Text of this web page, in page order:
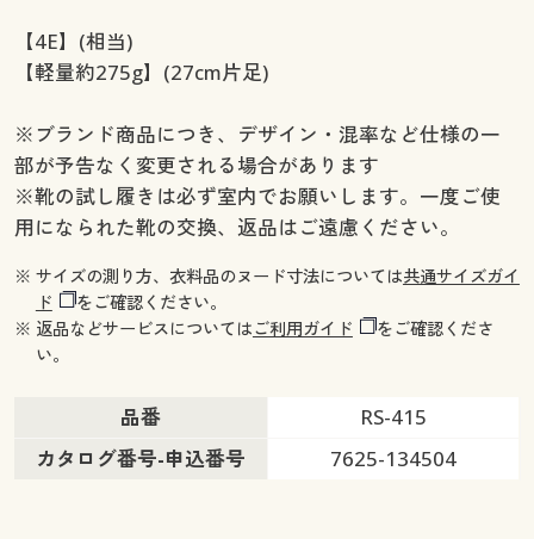
【4E】(相当)
【軽量約275g】(27cm片足)
※ブランド商品につき、デザイン・混率など仕様の一
部が予告なく変更される場合があります
※靴の試し履きは必ず室内でお願いします。一度ご使
用になられた靴の交換、返品はご遠慮ください。
※ サイズの測り方、衣料品のヌード寸法については共通サイズガイ
ド
をご確認ください。
※ 返品などサービスについてはご利用ガイド
をご確認くださ
い。
品番
RS-415
カタログ番号-申込番号
7625-134504